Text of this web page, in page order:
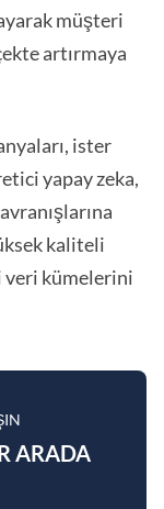
müşteri
artırmaya
ister
yapay zeka,
kaliteli
kümelerini
ARADA